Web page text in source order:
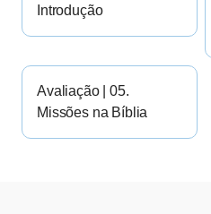
Introdução
Avaliação | 05.
Missões na Bíblia